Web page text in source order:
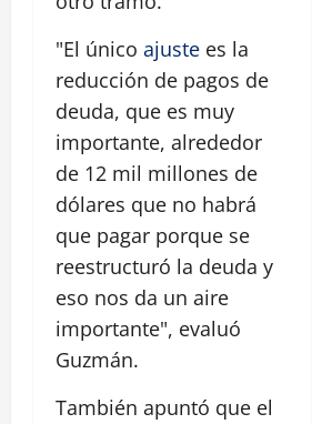
"El único ajuste es la
reducción de pagos de
deuda, que es muy
importante, alrededor
de 12 mil millones de
dólares que no habrá
que pagar porque se
reestructuró la deuda y
eso nos da un aire
importante", evaluó
Guzmán.
También apuntó que el